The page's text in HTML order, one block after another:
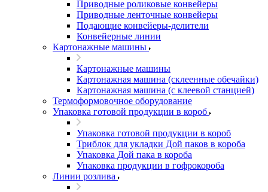
Приводные роликовые конвейеры
Приводные ленточные конвейеры
Подающие конвейеры-делители
Конвейерные линии
Картонажные машины
Картонажные машины
Картонажная машина (склеенные обечайки)
Картонажная машина (с клеевой станцией)
Термоформовочное оборудование
Упаковка готовой продукции в короб
Упаковка готовой продукции в короб
Триблок для укладки Дой паков в короба
Упаковка Дой пака в короба
Упаковка продукции в гофрокороба
Линии розлива